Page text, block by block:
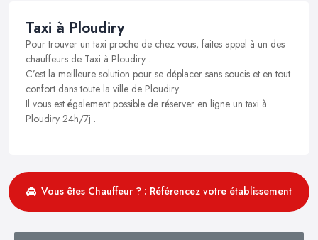
Taxi à Ploudiry
Pour trouver un taxi proche de chez vous, faites appel à un des
chauffeurs de Taxi à Ploudiry .
C’est la meilleure solution pour se déplacer sans soucis et en tout
confort dans toute la ville de Ploudiry.
Il vous est également possible de réserver en ligne un taxi à
Ploudiry 24h/7j .
Vous êtes Chauffeur ? : Référencez votre établissement